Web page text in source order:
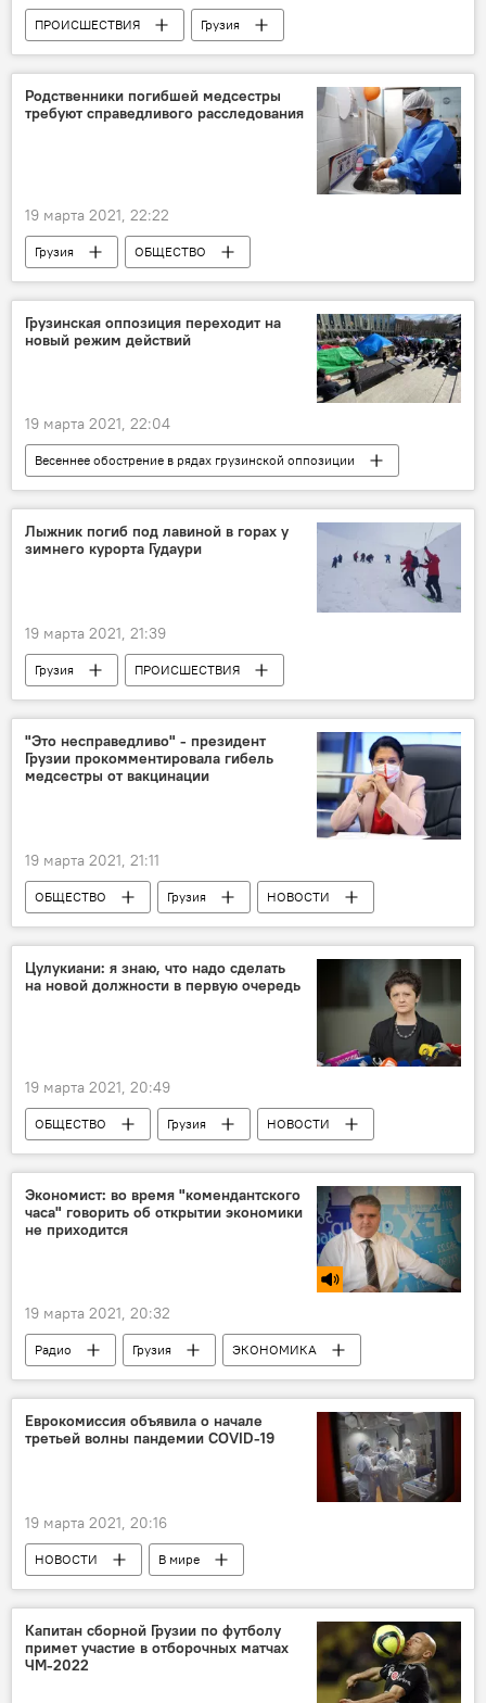
ПРОИСШЕСТВИЯ
Грузия
НОВОСТИ
ДТП
Родственники погибшей медсестры
требуют справедливого расследования
19 марта 2021, 22:22
Грузия
ОБЩЕСТВО
ПРОИСШЕСТВИЯ
НОВОСТИ
Коронавирус COVID-19
Грузинская оппозиция переходит на
новый режим действий
19 марта 2021, 22:04
Весеннее обострение в рядах грузинской оппозиции
ПОЛИТИКА
Грузия
НОВОСТИ
Оппозиция
Лыжник погиб под лавиной в горах у
зимнего курорта Гудаури
19 марта 2021, 21:39
Грузия
ПРОИСШЕСТВИЯ
НОВОСТИ
Лавина
Гудаури
Служба по управлению чрезвычайными ситуациями
"Это несправедливо" - президент
Грузии прокомментировала гибель
медсестры от вакцинации
19 марта 2021, 21:11
ОБЩЕСТВО Грузия
НОВОСТИ
Вакцинация от коронавируса
Саломе Зурабишвили
Цулукиани: я знаю, что надо сделать
на новой должности в первую очередь
19 марта 2021, 20:49
ОБЩЕСТВО Грузия
НОВОСТИ
Тея Цулукиани
Министерство образования, науки, культуры и спорта
Правительство Грузии
Экономист: во время "комендантского
часа" говорить об открытии экономики
не приходится
19 марта 2021, 20:32
Радио Грузия
ЭКОНОМИКА
Ника Шенгелия
Еврокомиссия объявила о начале
третьей волны пандемии COVID-19
19 марта 2021, 20:16
НОВОСТИ
В мире
Ситуация с коронавирусом COVID-19 в мире
ОБЩЕСТВО
Капитан сборной Грузии по футболу
примет участие в отборочных матчах
ЧМ-2022